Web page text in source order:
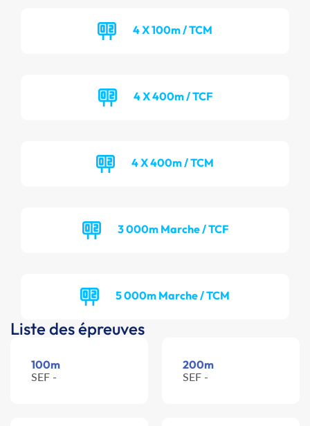
4 X 100m / TCM
4 X 400m / TCF
4 X 400m / TCM
3 000m Marche / TCF
5 000m Marche / TCM
Liste des épreuves
100m
SEF -
200m
SEF -